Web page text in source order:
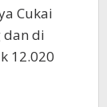
Cukai
dan di
12.020